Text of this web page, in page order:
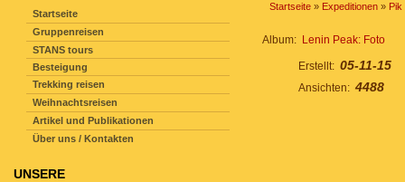
Startseite » Expeditionen » Pik
Album: Lenin Peak: Foto
Erstellt: 05-11-15
Ansichten: 4488
Startseite
Gruppenreisen
STANS tours
Besteigung
Trekking reisen
Weihnachtsreisen
Artikel und Publikationen
Über uns / Kontakten
UNSERE